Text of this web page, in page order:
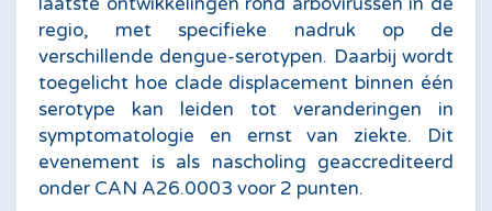
regio, met specifieke nadruk op de
verschillende dengue-serotypen. Daarbij wordt
toegelicht hoe clade displacement binnen één
serotype kan leiden tot veranderingen in
symptomatologie en ernst van ziekte. Dit
evenement is als nascholing geaccrediteerd
onder CAN A26.0003 voor 2 punten.